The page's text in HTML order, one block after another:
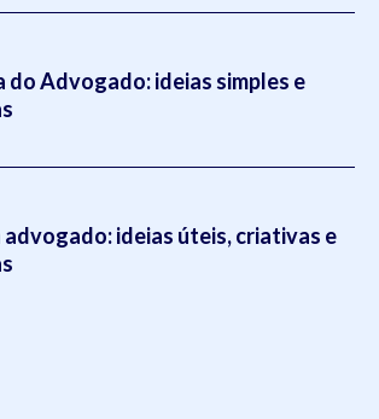
.
do Advogado: ideias simples e
ideias úteis, criativas e